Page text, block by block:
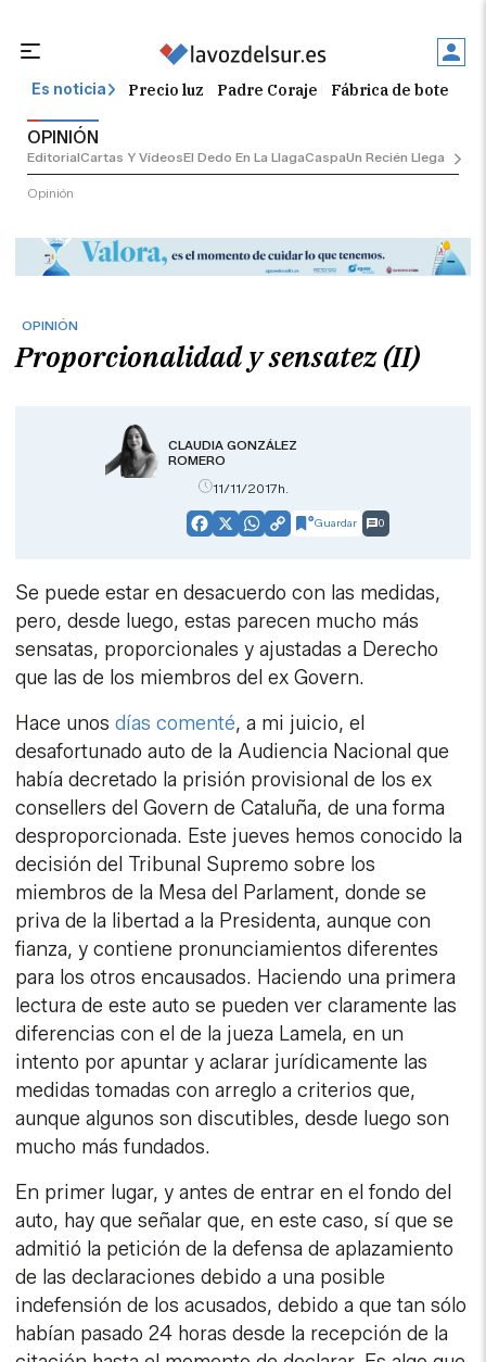
Es noticia Precio luz Padre Coraje Fábrica de botellas
OPINIÓN
EditorialCartas Y VídeosEl Dedo En La LlagaCaspaUn Recién Llegado
Opinión
OPINIÓN
Proporcionalidad y sensatez (II)
CLAUDIA GONZÁLEZ
ROMERO
11/11/2017h.
Facebook
X WhatsApp
CopyGuardar 0
Se puede estar en desacuerdo con las medidas,
pero, desde luego, estas parecen mucho más
sensatas, proporcionales y ajustadas a Derecho
que las de los miembros del ex Govern.
Hace unosdías comenté, a mi juicio, el
desafortunado auto de la Audiencia Nacional que
había decretado la prisión provisional de los ex
consellers del Govern de Cataluña, de una forma
desproporcionada. Este jueves hemos conocido la
decisión del Tribunal Supremo sobre los
miembros de la Mesa del Parlament, donde se
priva de la libertad a la Presidenta, aunque con
fianza, y contiene pronunciamientos diferentes
para los otros encausados. Haciendo una primera
lectura de este auto se pueden ver claramente las
diferencias con el de la jueza Lamela, en un
intento por apuntar y aclarar jurídicamente las
medidas tomadas con arreglo a criterios que,
aunque algunos son discutibles, desde luego son
mucho más fundados.
En primer lugar, y antes de entrar en el fondo del
auto, hay que señalar que, en este caso, sí que se
admitió la petición de la defensa de aplazamiento
de las declaraciones debido a una posible
indefensión de los acusados, debido a que tan sólo
habían pasado 24 horas desde la recepción de la